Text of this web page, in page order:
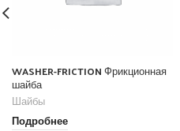
WASHER-FRICTION Фрикционная
шайба
Шайбы
Подробнее